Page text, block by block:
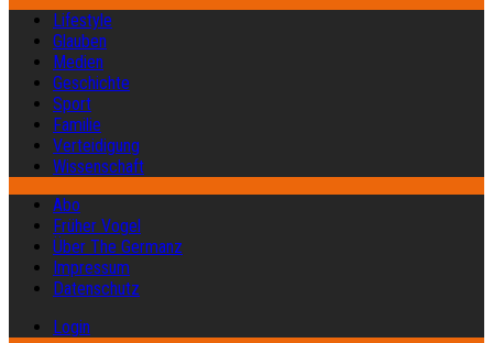
Lifestyle
Glauben
Medien
Geschichte
Sport
Familie
Verteidigung
Wissenschaft
Abo
Früher Vogel
Über The Germanz
Impressum
Datenschutz
Login